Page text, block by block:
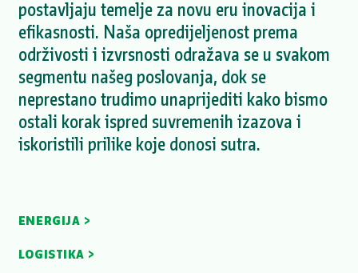
postavljaju temelje za novu eru inovacija i
efikasnosti. Naša opredijeljenost prema
održivosti i izvrsnosti odražava se u svakom
segmentu našeg poslovanja, dok se
neprestano trudimo unaprijediti kako bismo
ostali korak ispred suvremenih izazova i
iskoristili prilike koje donosi sutra.
ENERGIJA >
LOGISTIKA >